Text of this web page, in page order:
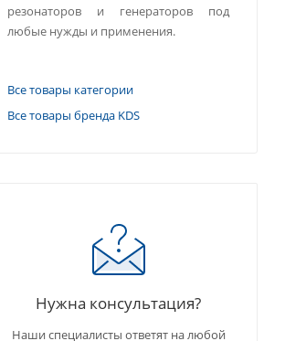
резонаторов и генераторов под
любые нужды и применения.
Все товары категории
Все товары бренда KDS
Нужна консультация?
Наши специалисты ответят на любой